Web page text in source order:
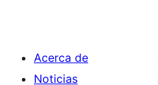
Acerca de
Noticias